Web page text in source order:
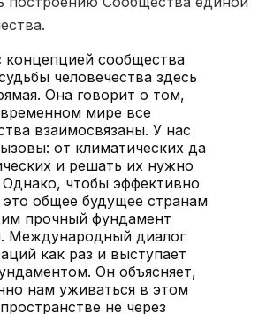
концепцией сообщества
человечества здесь
Она говорит о том,
мире все
взаимосвязаны. У нас
от климатических да
и решать их нужно
чтобы эффективно
это общее будущее странам
прочный фундамент
Международный диалог
как раз и выступает
Он объясняет,
нам уживаться в этом
не через